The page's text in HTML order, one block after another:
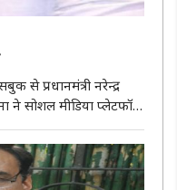
ने सोशल मीडिया प्लेटफॉर्म
कंटेंट मॉडरेशन को लेकर एक
कि वीडिय..